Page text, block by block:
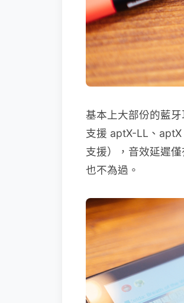
基本上大部份的藍
支援 aptX-LL、
支援），音效延遲
也不為過。